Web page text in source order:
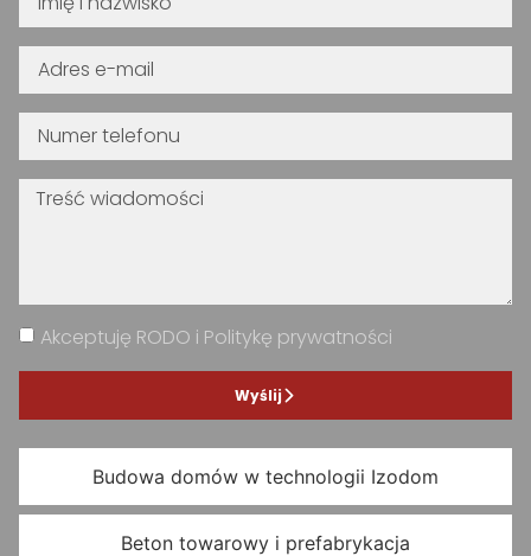
Budowa domów w technologii Izodom
Beton towarowy i prefabrykacja
Akceptuję RODO i Politykę prywatności
Wyślij